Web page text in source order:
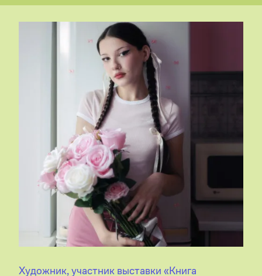
Художник, участник выставки «Книга